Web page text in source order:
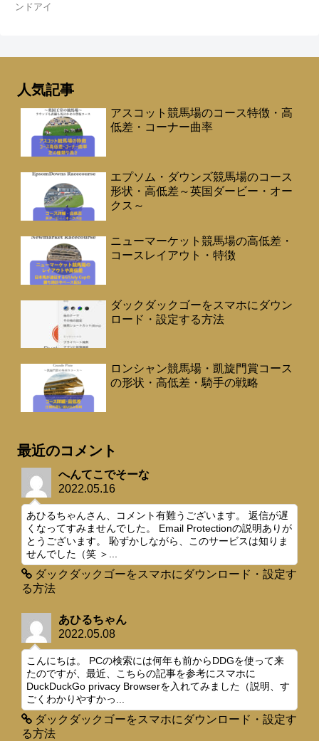
ンドアイ
人気記事
アスコット競馬場のコース特徴・高
低差・コーナー曲率
エプソム・ダウンズ競馬場のコース
形状・高低差～英国ダービー・オー
クス～
ニューマーケット競馬場の高低差・
コースレイアウト・特徴
ダックダックゴーをスマホにダウン
ロード・設定する方法
ロンシャン競馬場・凱旋門賞コース
の形状・高低差・騎手の戦略
最近のコメント
へんてこでそーな
2022.05.16
あひるちゃんさん、コメント有難うございます。 返信が遅
くなってすみませんでした。 Email Protectionの説明ありが
とうございます。 恥ずかしながら、このサービスは知りま
せんでした（笑 ＞...
ダックダックゴーをスマホにダウンロード・設定す
る方法
あひるちゃん
2022.05.08
こんにちは。 PCの検索には何年も前からDDGを使って来
たのですが、最近、こちらの記事を参考にスマホに
DuckDuckGo privacy Browserを入れてみました（説明、す
ごくわかりやすかっ...
ダックダックゴーをスマホにダウンロード・設定す
る方法